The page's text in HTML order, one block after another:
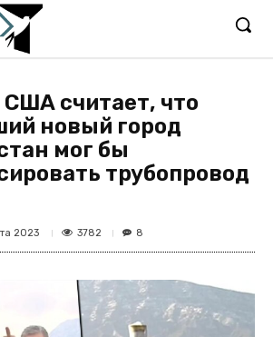
считает, что
новый город
мог бы
трубопровод
2023 3782 8